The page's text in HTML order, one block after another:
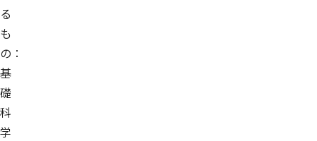
る
も
の：
基
礎
科
学